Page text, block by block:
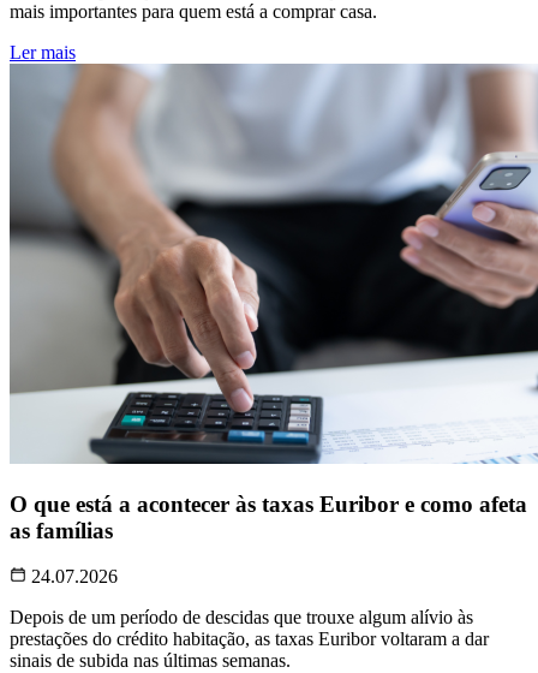
mais importantes para quem está a comprar casa.
Ler mais
O que está a acontecer às taxas Euribor e como afeta
as famílias
24.07.2026
Depois de um período de descidas que trouxe algum alívio às
prestações do crédito habitação, as taxas Euribor voltaram a dar
sinais de subida nas últimas semanas.